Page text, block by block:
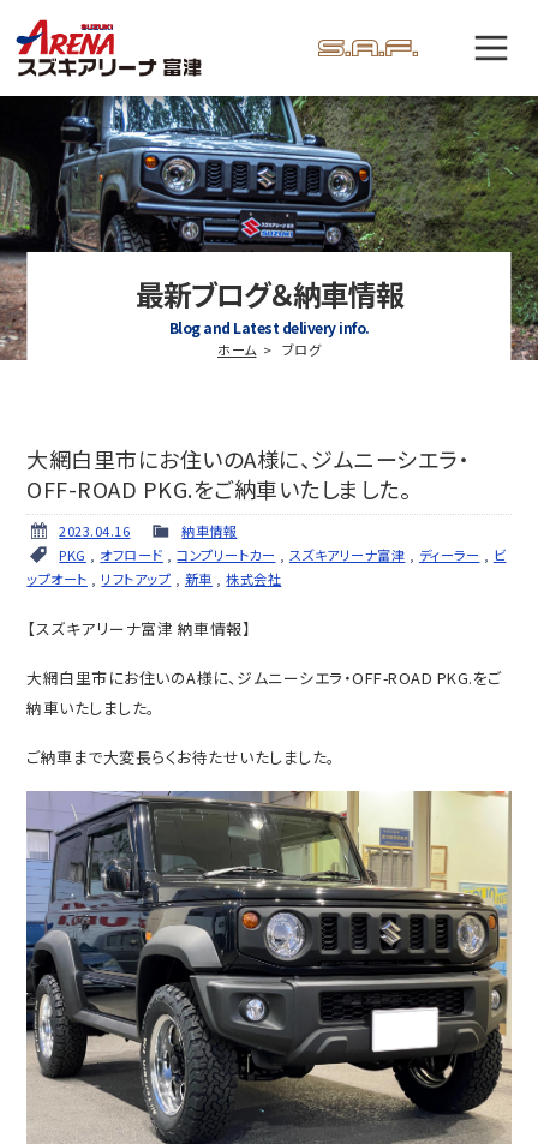
最新ブログ＆納車情報
Blog and Latest delivery info.
ホーム ブログ
大網白里市にお住いのA様に、ジムニーシエラ・
OFF-ROAD PKG.をご納車いたしました。
2023.04.16
納車情報
PKG
オフロード ,コンプリートカー スズキアリーナ富津 ディーラー
ビ
ップオート
リフトアップ 新車 ,株式会社
【スズキアリーナ富津 納車情報】
大網白里市にお住いのA様に、ジムニーシエラ・OFF-ROAD PKG.をご
納車いたしました。
ご納車まで大変長らくお待たせいたしました。